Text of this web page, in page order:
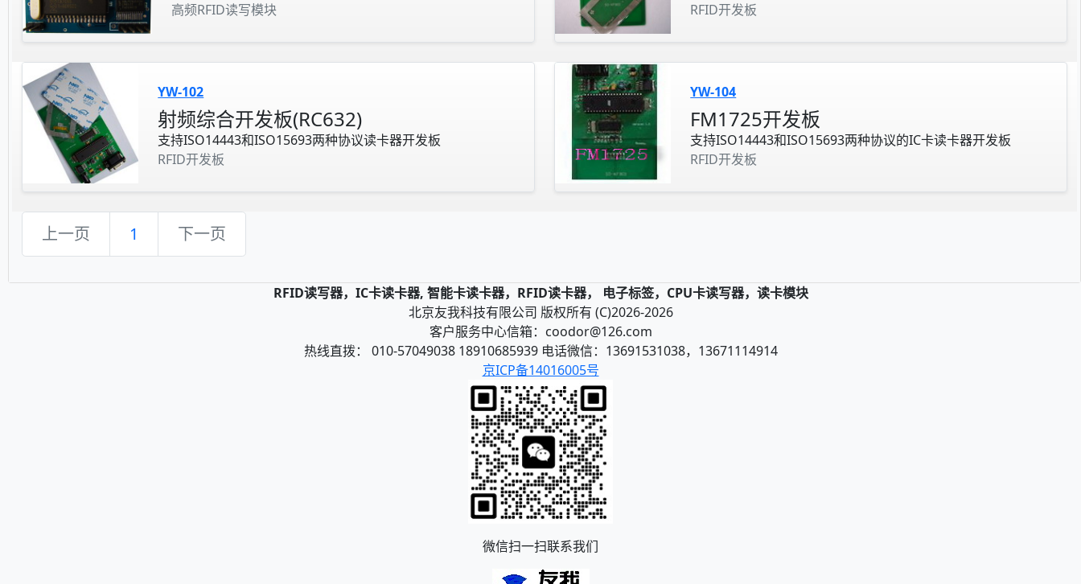
高频RFID读写模块
RFID开发板
YW-102
射频综合开发板(RC632)
支持ISO14443和ISO15693两种协议读卡器开发板
RFID开发板
YW-104
FM1725开发板
支持ISO14443和ISO15693两种协议的IC卡读卡器开发板
RFID开发板
上一页 1 下一页
RFID读写器，IC卡读卡器, 智能卡读卡器，RFID读卡器， 电子标签，CPU卡读写器，读卡模块
北京友我科技有限公司 版权所有 (C)2026-2026
客户服务中心信箱：coodor@126.com
热线直拨： 010-57049038 18910685939 电话微信：13691531038，13671114914
京ICP备14016005号
微信扫一扫联系我们